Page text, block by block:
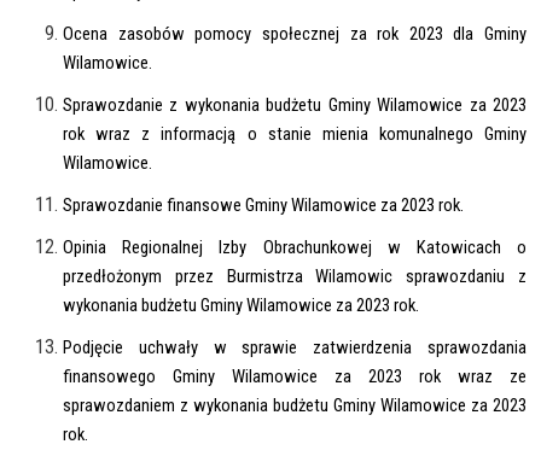
Ocena zasobów pomocy społecznej za rok 2023 dla Gminy
Wilamowice.
Sprawozdanie z wykonania budżetu Gminy Wilamowice za 2023
rok wraz z informacją o stanie mienia komunalnego Gminy
Wilamowice.
Sprawozdanie finansowe Gminy Wilamowice za 2023 rok.
Opinia Regionalnej Izby Obrachunkowej w Katowicach o
przedłożonym przez Burmistrza Wilamowic sprawozdaniu z
wykonania budżetu Gminy Wilamowice za 2023 rok.
Podjęcie uchwały w sprawie zatwierdzenia sprawozdania
finansowego Gminy Wilamowice za 2023 rok wraz ze
sprawozdaniem z wykonania budżetu Gminy Wilamowice za 2023
rok.